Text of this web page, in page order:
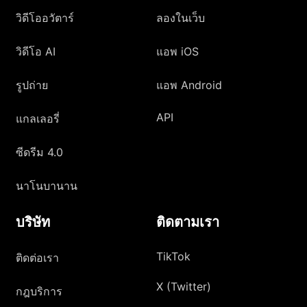
วิดีโออวัตาร์
วิดีโอ AI
รูปถ่าย
แกลเลอรี่
ซีดรีม 4.0
นาโนบานาน
ลองในเว็บ
แอพ iOS
แอพ Android
API
บริษัท
ติดต่อเรา
กฎบริการ
ติดตามเรา
TikTok
X (Twitter)